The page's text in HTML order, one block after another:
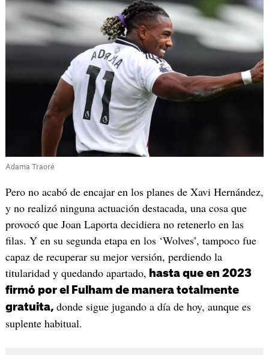
Adama Traoré
Pero no acabó de encajar en los planes de Xavi Hernández,
y no realizó ninguna actuación destacada, una cosa que
provocó que Joan Laporta decidiera no retenerlo en las
filas. Y en su segunda etapa en los ‘Wolves’, tampoco fue
capaz de recuperar su mejor versión, perdiendo la
titularidad y quedando apartado, hasta que en 2023
firmó por el Fulham de manera totalmente
gratuita, donde sigue jugando a día de hoy, aunque es
suplente habitual.